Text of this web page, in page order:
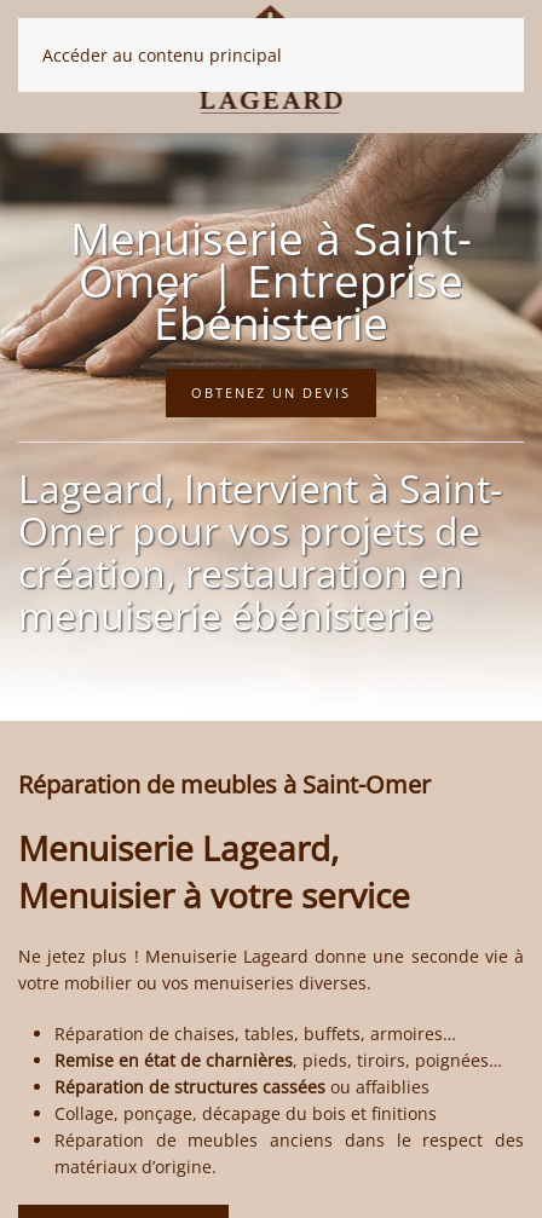
Accéder au contenu principal
Menuiserie à Saint-
Omer | Entreprise
Ébénisterie
OBTENEZ UN DEVIS
Lageard, Intervient à Saint-
Omer pour vos projets de
création, restauration en
menuiserie ébénisterie
Réparation de meubles à Saint-Omer
Menuiserie Lageard,
Menuisier à votre service
Ne jetez plus ! Menuiserie Lageard donne une seconde vie à
votre mobilier ou vos menuiseries diverses.
Réparation de chaises, tables, buffets, armoires…
Remise en état de charnières, pieds, tiroirs, poignées…
Réparation de structures cassées ou affaiblies
Collage, ponçage, décapage du bois et finitions
Réparation de meubles anciens dans le respect des
matériaux d’origine.